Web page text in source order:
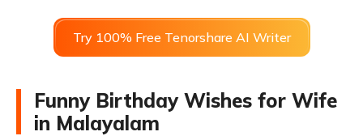
Try 100% Free Tenorshare AI Writer
Funny Birthday Wishes for Wife
in Malayalam